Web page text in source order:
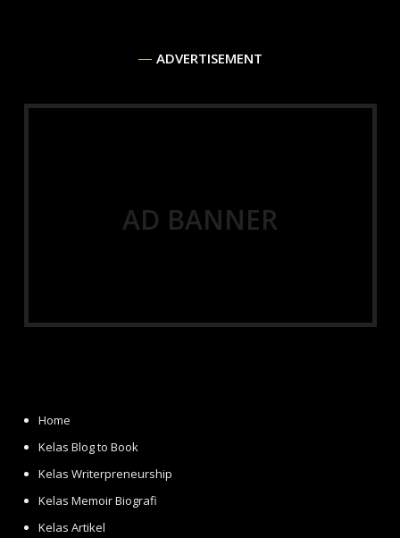
ADVERTISEMENT
AD BANNER
Home
Kelas Blog to Book
Kelas Writerpreneurship
Kelas Memoir Biografi
Kelas Artikel